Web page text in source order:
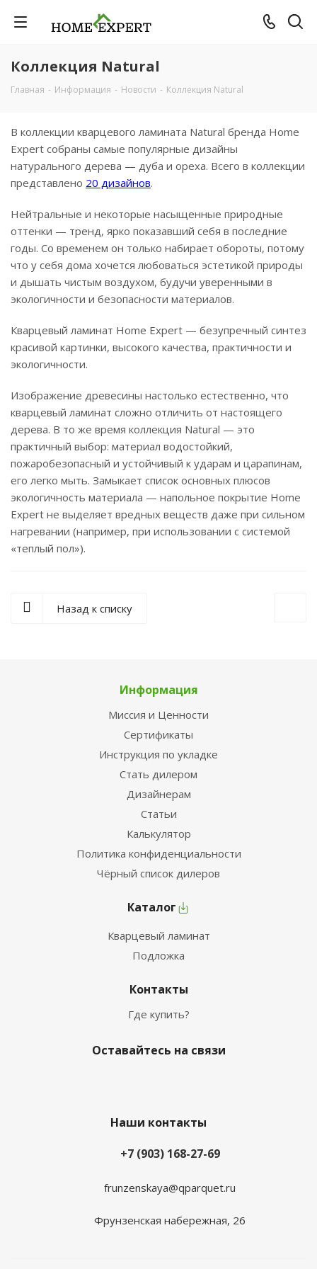
Коллекция Natural
Главная - Информация - Новости - Коллекция Natural
В коллекции кварцевого ламината Natural бренда Home
Expert собраны самые популярные дизайны
натурального дерева — дуба и ореха. Всего в коллекции
представлено 20 дизайнов.
Нейтральные и некоторые насыщенные природные
оттенки — тренд, ярко показавший себя в последние
годы. Со временем он только набирает обороты, потому
что у себя дома хочется любоваться эстетикой природы
и дышать чистым воздухом, будучи уверенными в
экологичности и безопасности материалов.
Кварцевый ламинат Home Expert — безупречный синтез
красивой картинки, высокого качества, практичности и
экологичности.
Изображение древесины настолько естественно, что
кварцевый ламинат сложно отличить от настоящего
дерева. В то же время коллекция Natural — это
практичный выбор: материал водостойкий,
пожаробезопасный и устойчивый к ударам и царапинам,
его легко мыть. Замыкает список основных плюсов
экологичность материала — напольное покрытие Home
Expert не выделяет вредных веществ даже при сильном
нагревании (например, при использовании с системой
«теплый пол»).
Назад к списку
Информация
Миссия и Ценности
Сертификаты
Инструкция по укладке
Стать дилером
Дизайнерам
Статьи
Калькулятор
Политика конфиденциальности
Чёрный список дилеров
Каталог
Кварцевый ламинат
Подложка
Контакты
Где купить?
Оставайтесь на связи
Наши контакты
+7 (903) 168-27-69
frunzenskaya@qparquet.ru
Фрунзенская набережная, 26